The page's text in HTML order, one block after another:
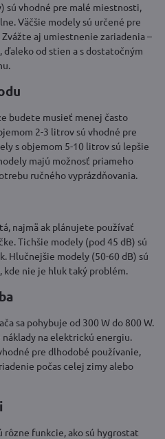
sú vhodné pre malé miestnosti,
Väčšie modely sú určené pre
aj umiestnenie zariadenia –
od stien a s dostatočným
budete musieť menej často
2-3 litrov sú vhodné pre
s objemom 5-10 litrov sú lepšie
majú možnosť priameho
ručného vyprázdňovania.
najmä ak plánujete používať
Tichšie modely (pod 45 dB) sú
Hlučnejšie modely (50-60 dB) sú
kde nie je hluk taký problém.
sa pohybuje od 300 W do 800 W.
na elektrickú energiu.
pre dlhodobé používanie,
počas celej zimy alebo
funkcie, ako sú hygrostat